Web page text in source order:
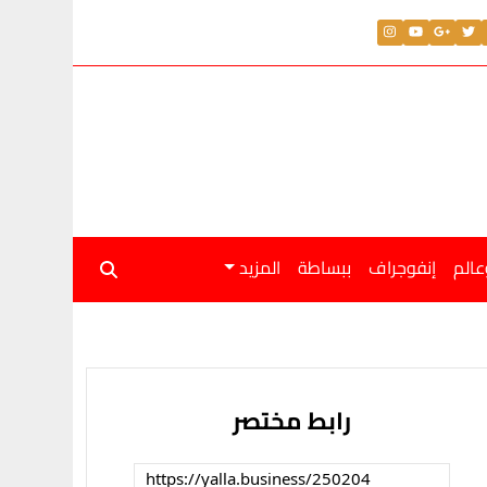
إنفوجراف ببساطة المزيد
رابط مختصر